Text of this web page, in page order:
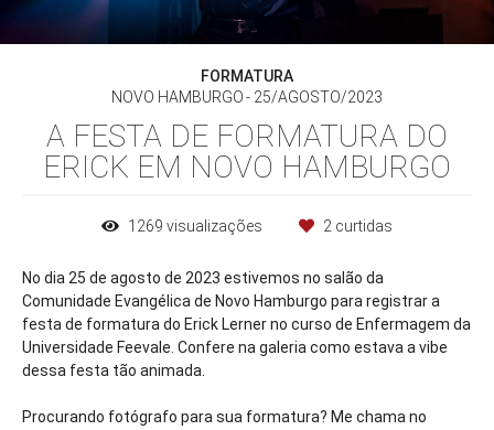
FORMATURA
NOVO HAMBURGO
25/AGOSTO/2023
A FESTA DE FORMATURA DO
ERICK EM NOVO HAMBURGO
1269 visualizações 2 curtidas
No dia 25 de agosto de 2023 estivemos no salão da
Comunidade Evangélica de Novo Hamburgo para registrar a
festa de formatura do Erick Lerner no curso de Enfermagem da
Universidade Feevale. Confere na galeria como estava a vibe
dessa festa tão animada.
Procurando fotógrafo para sua formatura? Me chama no